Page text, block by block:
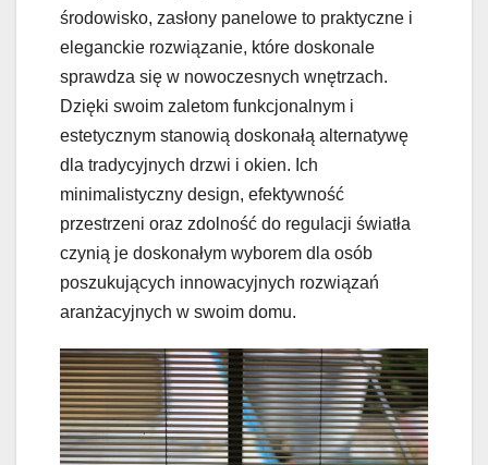
środowisko, zasłony panelowe to praktyczne i
eleganckie rozwiązanie, które doskonale
sprawdza się w nowoczesnych wnętrzach.
Dzięki swoim zaletom funkcjonalnym i
estetycznym stanowią doskonałą alternatywę
dla tradycyjnych drzwi i okien. Ich
minimalistyczny design, efektywność
przestrzeni oraz zdolność do regulacji światła
czynią je doskonałym wyborem dla osób
poszukujących innowacyjnych rozwiązań
aranżacyjnych w swoim domu.